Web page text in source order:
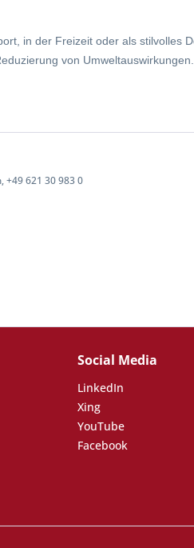
in der Freizeit oder als stilvolles
von Umweltauswirkungen.
621 30 983 0
Social Media
LinkedIn
Xing
YouTube
Facebook